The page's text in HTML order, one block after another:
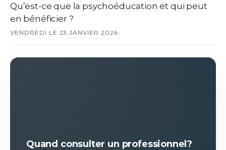
Qu’est-ce que la psychoéducation et qui peut
en bénéficier ?
VENDREDI LE 23 JANVIER 2026
Quand consulter un professionnel?